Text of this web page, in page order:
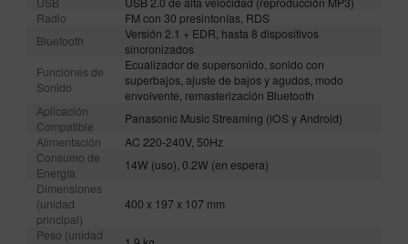
Radio
FM con 30 presintonías, RDS
Bluetooth
Versión 2.1 + EDR, hasta 8 dispositivos
sincronizados
Funciones de
Sonido
Ecualizador de supersonido, sonido con
superbajos, ajuste de bajos y agudos, modo
envolvente, remasterización Bluetooth
Aplicación
Compatible
Panasonic Music Streaming (iOS y Android)
Alimentación
AC 220-240V, 50Hz
Consumo de
Energía
14W (uso), 0.2W (en espera)
Dimensiones
(unidad
principal)
400 x 197 x 107 mm
Peso (unidad